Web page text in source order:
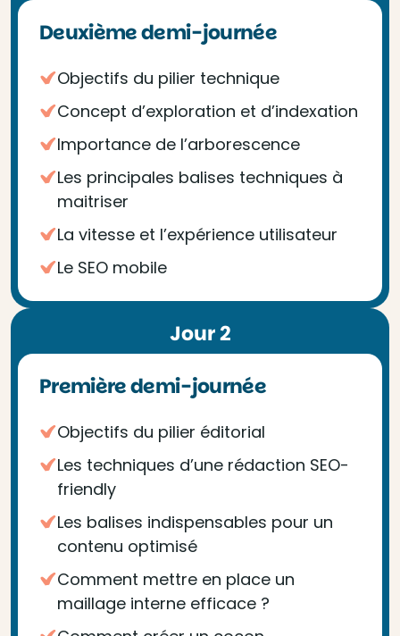
Deuxième demi-journée
Objectifs du pilier technique
Concept d’exploration et d’indexation
Importance de l’arborescence
Les principales balises techniques à
maitriser
La vitesse et l’expérience utilisateur
Le SEO mobile
Jour 2
Première demi-journée
Objectifs du pilier éditorial
Les techniques d’une rédaction SEO-
friendly
Les balises indispensables pour un
contenu optimisé
Comment mettre en place un
maillage interne efficace ?